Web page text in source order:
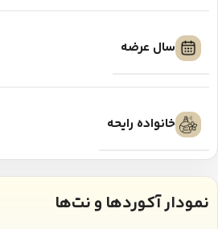
سال عرضه
خانواده رایحه
نمودار آکوردها و نت‌ها